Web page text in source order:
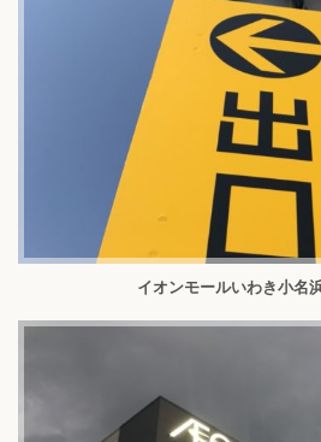
イオンモールいわき小